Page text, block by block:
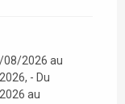
08/2026 au
- Du
au